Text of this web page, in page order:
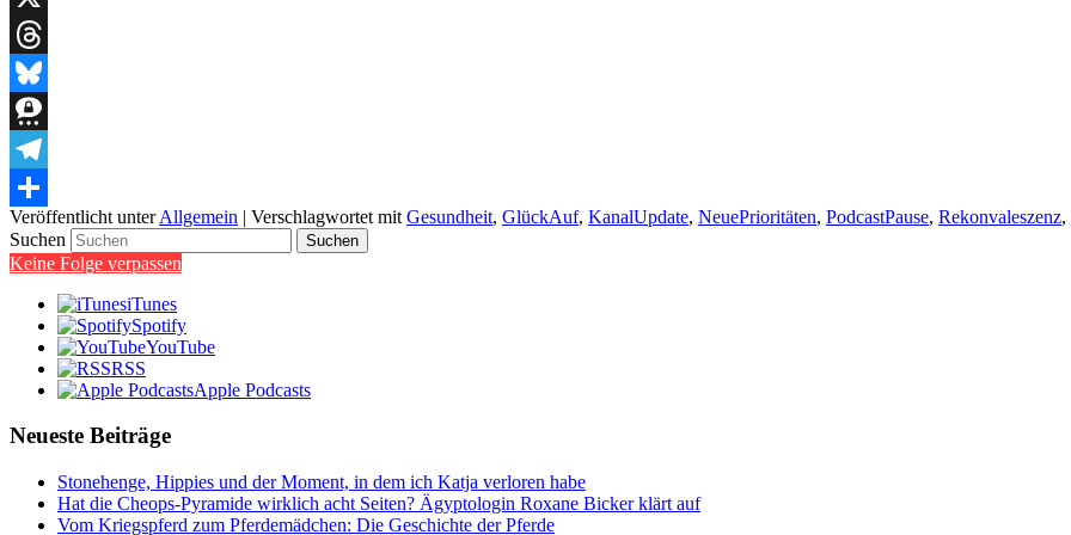
X
Threads
Bluesky
Threema
Telegram
Teilen
Veröffentlicht unter Allgemein | Verschlagwortet mit Gesundheit, GlückAuf, KanalUpdate, NeuePrioritäten, PodcastPause, Rekonvaleszenz,
Suchen
Keine Folge verpassen
iTunes
Spotify
YouTube
RSS
Apple Podcasts
Neueste Beiträge
Stonehenge, Hippies und der Moment, in dem ich Katja verloren habe
Hat die Cheops-Pyramide wirklich acht Seiten? Ägyptologin Roxane Bicker klärt auf
Vom Kriegspferd zum Pferdemädchen: Die Geschichte der Pferde